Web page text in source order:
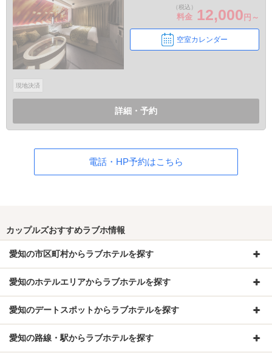
（税込）
料金 12,000 円～
空室カレンダー
現地決済
詳細・予約
電話・HP予約はこちら
カップルズおすすめラブホ情報
愛知の市区町村からラブホテルを探す
愛知のホテルエリアからラブホテルを探す
愛知のデートスポットからラブホテルを探す
愛知の路線・駅からラブホテルを探す